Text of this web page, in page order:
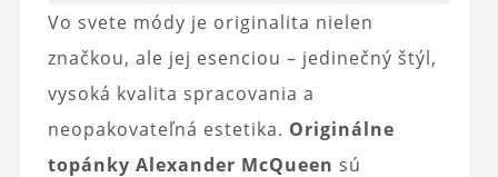
Vo svete módy je originalita nielen
značkou, ale jej esenciou – jedinečný štýl,
vysoká kvalita spracovania a
neopakovateľná estetika. Originálne
topánky Alexander McQueen sú